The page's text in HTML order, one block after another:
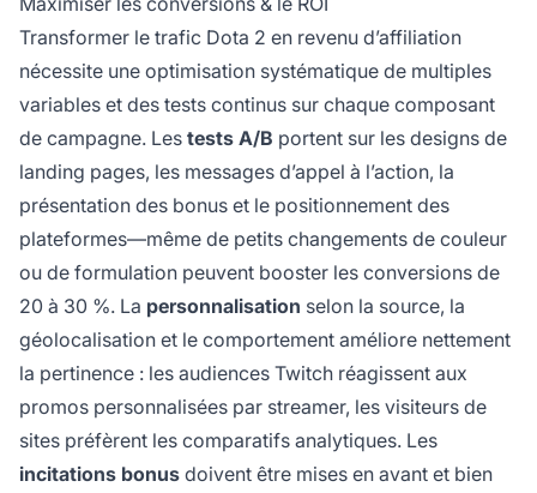
Transformer le trafic Dota 2 en revenu d’affiliation
nécessite une optimisation systématique de multiples
variables et des tests continus sur chaque composant
de campagne. Les tests A/B portent sur les designs de
landing pages, les messages d’appel à l’action, la
présentation des bonus et le positionnement des
plateformes—même de petits changements de couleur
ou de formulation peuvent booster les conversions de
20 à 30 %. La personnalisation selon la source, la
géolocalisation et le comportement améliore nettement
la pertinence : les audiences Twitch réagissent aux
promos personnalisées par streamer, les visiteurs de
sites préfèrent les comparatifs analytiques. Les
incitations bonus doivent être mises en avant et bien